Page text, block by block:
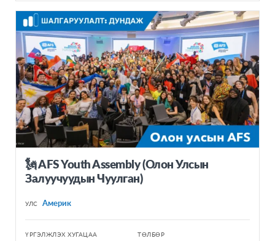
🗽 AFS Youth Assembly (Олон Улсын
Залуучуудын Чуулган)
УЛС Америк
ҮРГЭЛЖЛЭХ ХУГАЦАА ТӨЛБӨР